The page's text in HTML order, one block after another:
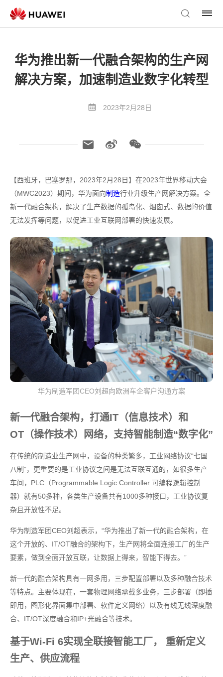
华为推出新一代融合架构的生产网
解决方案，加速制造业数字化转型
2023年2月28日
【西班牙，巴塞罗那，2023年2月28日】在2023年世界移动大会
（MWC2023）期间，华为面向制造行业升级生产网解决方案。全
新一代融合架构，解决了生产数据的孤岛化、烟囱式、数据的价值
无法发挥等问题，以促进工业互联网部署的快速发展。
华为制造军团CEO刘超向欧洲车企客户沟通方案
新一代融合架构，打通IT（信息技术）和
OT（操作技术）网络，支持智能制造“数字化”
在传统的制造业生产网中，设备的种类繁多，工业网络协议“七国
八制”，更重要的是工业协议之间是无法互联互通的，如很多生产
车间，PLC（Programmable Logic Controller 可编程逻辑控制
器）就有50多种，各类生产设备共有1000多种接口，工业协议复
杂且开放性不足。
华为制造军团CEO刘超表示，“华为推出了新一代的融合架构，在
这个开放的、IT/OT融合的架构下，生产网将全面连接工厂的生产
要素，做到全面开放互联，让数据上得来，智能下得去。”
新一代的融合架构具有一网多用，三步配置部署以及多种融合技术
等特点。主要体现在，一套物理网络承载多业务，三步部署（即插
即用，图形化界面集中部署、软件定义网络）以及有线无线深度融
合、IT/OT深度融合和IP+光融合等技术。
基于Wi-Fi 6实现全联接智能工厂， 重新定义
生产、供应流程